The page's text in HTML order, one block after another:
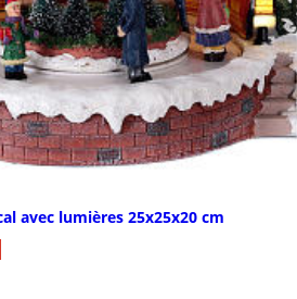
avec lumières 25x25x20 cm